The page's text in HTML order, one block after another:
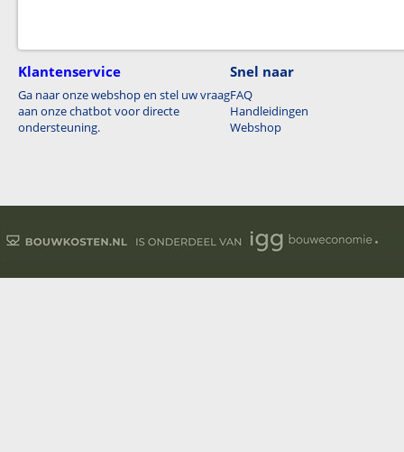
Klantenservice
Ga naar onze webshop en stel uw vraag
aan onze chatbot voor directe
ondersteuning.
Snel naar
FAQ
Handleidingen
Webshop